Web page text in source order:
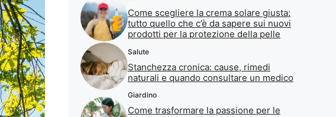
Come scegliere la crema solare giusta:
tutto quello che c’è da sapere sui nuovi
prodotti per la protezione della pelle
Salute
Stanchezza cronica: cause, rimedi
naturali e quando consultare un medico
Giardino
Come trasformare la passione per le